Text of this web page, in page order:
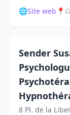
🌐Site web 📍
Sender
8 Pl. de la